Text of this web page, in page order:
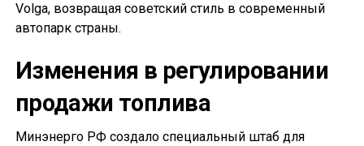
Volga, возвращая советский стиль в современный
автопарк страны.
Изменения в регулировании
продажи топлива
Минэнерго РФ создало специальный штаб для